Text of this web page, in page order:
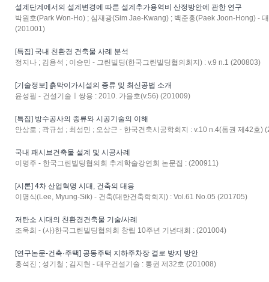
설계단계에서의 설계변경에 따른 설계추가용역비 산정방안에 관한 연구
박원호(Park Won-Ho) ; 심재광(Sim Jae-Kwang) ; 백준홍(Paek Joon-Hong) -
(201001)
[특집] 국내 친환경 건축물 사례 분석
정지나 ; 김용석 ; 이승민 - 그린빌딩(한국그린빌딩협의회지) : v.9 n.1 (200803)
[기술정보] 흙막이가시설의 종류 및 최신공법 소개
윤성필 - 건설기술ㅣ쌍용 : 2010. 가을호(v.56) (201009)
[특집] 방수공사의 종류와 시공기술의 이해
안상로 ; 곽규성 ; 최성민 ; 오상근 - 한국건축시공학회지 : v.10 n.4(통권 제42호)
국내 패시브건축물 설계 및 시공사례
이명주 - 한국그린빌딩협의회 추계학술강연회 논문집 : (200911)
[시론] 4차 산업혁명 시대, 건축의 대응
이명식(Lee, Myung-Sik) - 건축(대한건축학회지) : Vol.61 No.05 (201705)
저탄소 시대의 친환경건축물 기술/사례
조욱희 - (사)한국그린빌딩협의회 창립 10주년 기념대회 : (201004)
[연구논문-건축·주택] 공동주택 지하주차장 결로 방지 방안
홍석진 ; 성기철 ; 김지현 - 대우건설기술 : 통권 제32호 (201008)